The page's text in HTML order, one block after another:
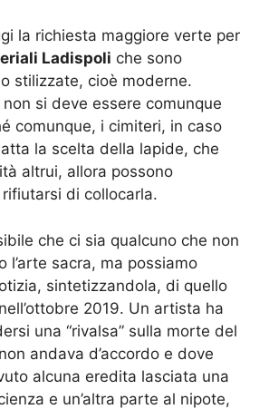
la richiesta maggiore verte per
Ladispoli che sono
stilizzate, cioè moderne.
si deve essere comunque
comunque, i cimiteri, in caso
la scelta della lapide, che
altrui, allora possono
di collocarla.
che ci sia qualcuno che non
l’arte sacra, ma possiamo
sintetizzandola, di quello
2019. Un artista ha
una “rivalsa” sulla morte del
andava d’accordo e dove
alcuna eredita lasciata una
e un’altra parte al nipote,